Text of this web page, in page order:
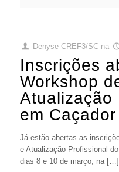
Denyse CREF3/SC na
Inscrições
Workshop
Atualização
em Caçador
Já estão abertas as
e Atualização Profissional
dias 8 e 10 de março, na […]